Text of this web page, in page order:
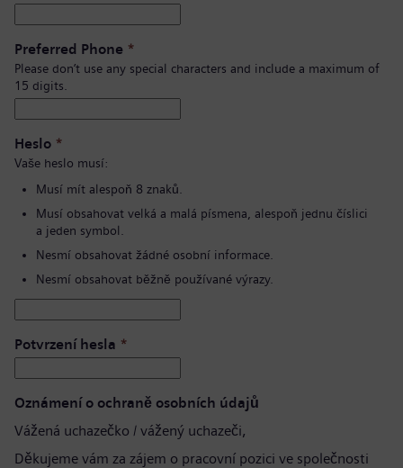
Preferred Phone *
Please don’t use any special characters and include a maximum of
15 digits.
Heslo *
Vaše heslo musí:
Musí mít alespoň 8 znaků.
Musí obsahovat velká a malá písmena, alespoň jednu číslici
a jeden symbol.
Nesmí obsahovat žádné osobní informace.
Nesmí obsahovat běžně používané výrazy.
Potvrzení hesla *
Oznámení o ochraně osobních údajů
Vážená uchazečko / vážený uchazeči,
Děkujeme vám za zájem o pracovní pozici ve společnosti